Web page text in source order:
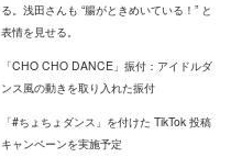
る。浅田さんも “腸がときめいている！” と
表情を見せる。
「CHO CHO DANCE」振付：アイドルダ
ンス風の動きを取り入れた振付
「#ちょちょダンス」を付けた TikTok 投稿
キャンペーンを実施予定